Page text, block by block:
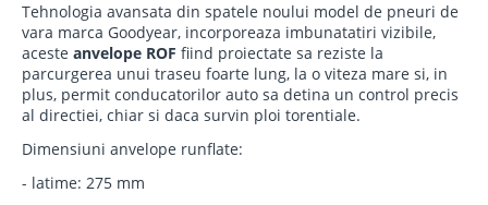
Tehnologia avansata din spatele noului model de pneuri de
vara marca Goodyear, incorporeaza imbunatatiri vizibile,
aceste anvelope ROF fiind proiectate sa reziste la
parcurgerea unui traseu foarte lung, la o viteza mare si, in
plus, permit conducatorilor auto sa detina un control precis
al directiei, chiar si daca survin ploi torentiale.
Dimensiuni anvelope runflate:
- latime: 275 mm